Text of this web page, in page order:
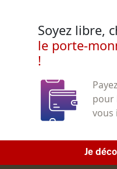
Soyez libre,
le porte-
!
pour
vous
Je